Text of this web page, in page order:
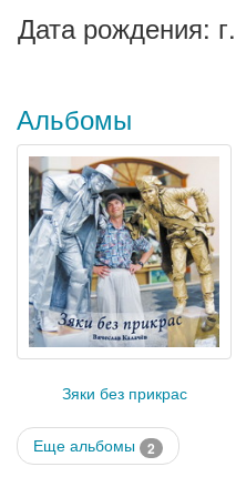
Дата рождения: г.
Альбомы
Зяки без прикрас
Еще альбомы 2